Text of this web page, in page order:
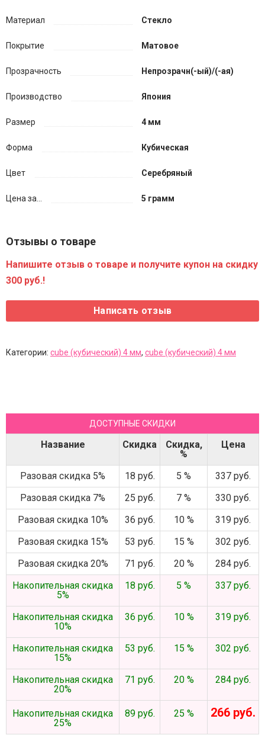
Материал Стекло
Покрытие Матовое
Прозрачность Непрозрачн(-ый)/(-ая)
Производство Япония
Размер 4 мм
Форма Кубическая
Цвет Серебряный
Цена за... 5 грамм
Отзывы о товаре
Напишите отзыв о товаре и получите купон на скидку
300 руб.!
Категории: cube (кубический) 4 мм, cube (кубический) 4 мм
ДОСТУПНЫЕ СКИДКИ
Название Скидка
Скидка,
%
Цена
Разовая скидка 5% 18 руб. 5 %
337 руб.
Разовая скидка 7%
25 руб. 7 %
330 руб.
Разовая скидка 10%
36 руб. 10 %
319 руб.
Разовая скидка 15%
53 руб. 15 %
302 руб.
Разовая скидка 20%
71 руб. 20 %
284 руб.
Накопительная скидка
5%
18 руб. 5 % 337 руб.
Накопительная скидка
10%
36 руб. 10 % 319 руб.
Накопительная скидка
15%
53 руб. 15 % 302 руб.
Накопительная скидка
20%
71 руб. 20 % 284 руб.
Накопительная скидка
25%
89 руб. 25 % 266 руб.